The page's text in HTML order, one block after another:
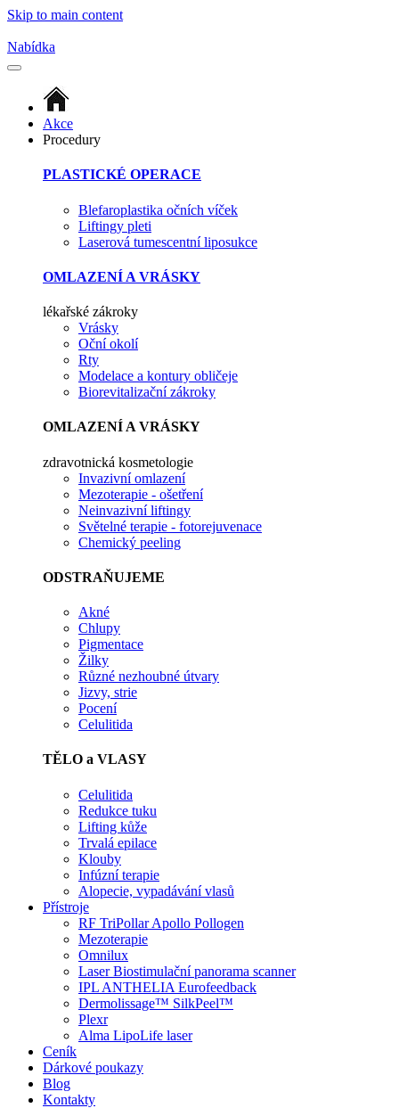
Skip to main content
Nabídka
Akce
Procedury
PLASTICKÉ OPERACE
Blefaroplastika očních víček
Liftingy pleti
Laserová tumescentní liposukce
OMLAZENÍ A VRÁSKY
lékařské zákroky
Vrásky
Oční okolí
Rty
Modelace a kontury obličeje
Biorevitalizační zákroky
OMLAZENÍ A VRÁSKY
zdravotnická kosmetologie
Invazivní omlazení
Mezoterapie - ošetření
Neinvazivní liftingy
Světelné terapie - fotorejuvenace
Chemický peeling
ODSTRAŇUJEME
Akné
Chlupy
Pigmentace
Žilky
Různé nezhoubné útvary
Jizvy, strie
Pocení
Celulitida
TĚLO a VLASY
Celulitida
Redukce tuku
Lifting kůže
Trvalá epilace
Klouby
Infúzní terapie
Alopecie, vypadávání vlasů
Přístroje
RF TriPollar Apollo Pollogen
Mezoterapie
Omnilux
Laser Biostimulační panorama scanner
IPL ANTHELIA Eurofeedback
Dermolissage™ SilkPeel™
Plexr
Alma LipoLife laser
Ceník
Dárkové poukazy
Blog
Kontakty